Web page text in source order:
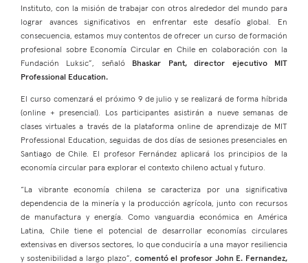
Instituto, con la misión de trabajar con otros alrededor del mundo para
lograr avances significativos en enfrentar este desafío global. En
consecuencia, estamos muy contentos de ofrecer un curso de formación
profesional sobre Economía Circular en Chile en colaboración con la
Fundación Luksic”, señalóBhaskar Pant, director ejecutivo MIT
Professional Education.
El curso comenzará el próximo 9 de julio y se realizará de forma híbrida
(online + presencial). Los participantes asistirán a nueve semanas de
clases virtuales a través de la plataforma online de aprendizaje de MIT
Professional Education, seguidas de dos días de sesiones presenciales en
Santiago de Chile. El profesor Fernández aplicará los principios de la
economía circular para explorar el contexto chileno actual y futuro.
“La vibrante economía chilena se caracteriza por una significativa
dependencia de la minería y la producción agrícola, junto con recursos
de manufactura y energía. Como vanguardia económica en América
Latina, Chile tiene el potencial de desarrollar economías circulares
extensivas en diversos sectores, lo que conduciría a una mayor resiliencia
y sostenibilidad a largo plazo”, comentó el profesor John E. Fernandez,